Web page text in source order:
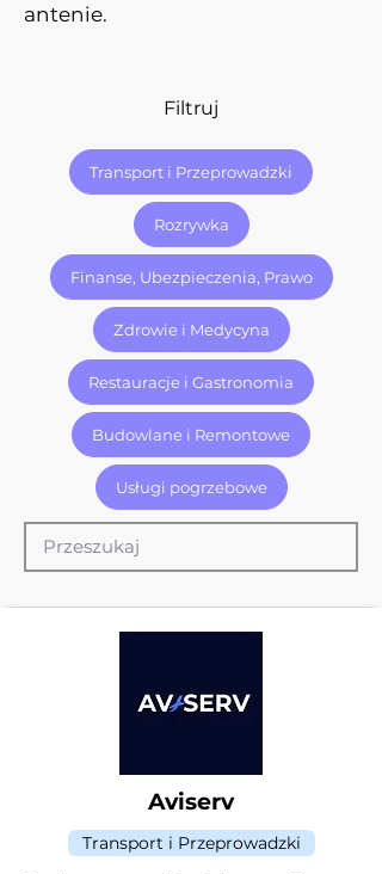
antenie.
Filtruj
Transport i Przeprowadzki
Rozrywka
Finanse, Ubezpieczenia, Prawo
Zdrowie i Medycyna
Restauracje i Gastronomia
Budowlane i Remontowe
Usługi pogrzebowe
Aviserv
Transport i Przeprowadzki